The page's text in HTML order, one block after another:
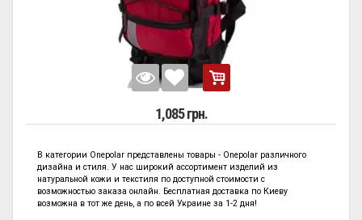
1,085 грн.
В категории Onepolar представлены товары - Onepolar различного
дизайна и стиля. У нас широкий ассортимент изделий из
натуральной кожи и текстиля по доступной стоимости с
возможностью заказа онлайн. Бесплатная доставка по Киеву
возможна в тот же день, а по всей Украине за 1-2 дня!